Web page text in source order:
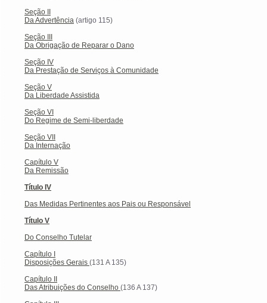
Seção II
Da Advertência (artigo 115)
Seção III
Da Obrigação de Reparar o Dano
Seção IV
Da Prestação de Serviços à Comunidade
Seção V
Da Liberdade Assistida
Seção VI
Do Regime de Semi-liberdade
Seção VII
Da Internação
Capítulo V
Da Remissão
Título IV
Das Medidas Pertinentes aos Pais ou Responsável
Título V
Do Conselho Tutelar
Capítulo I
Disposições Gerais (131 A 135)
Capítulo II
Das Atribuições do Conselho (136 A 137)